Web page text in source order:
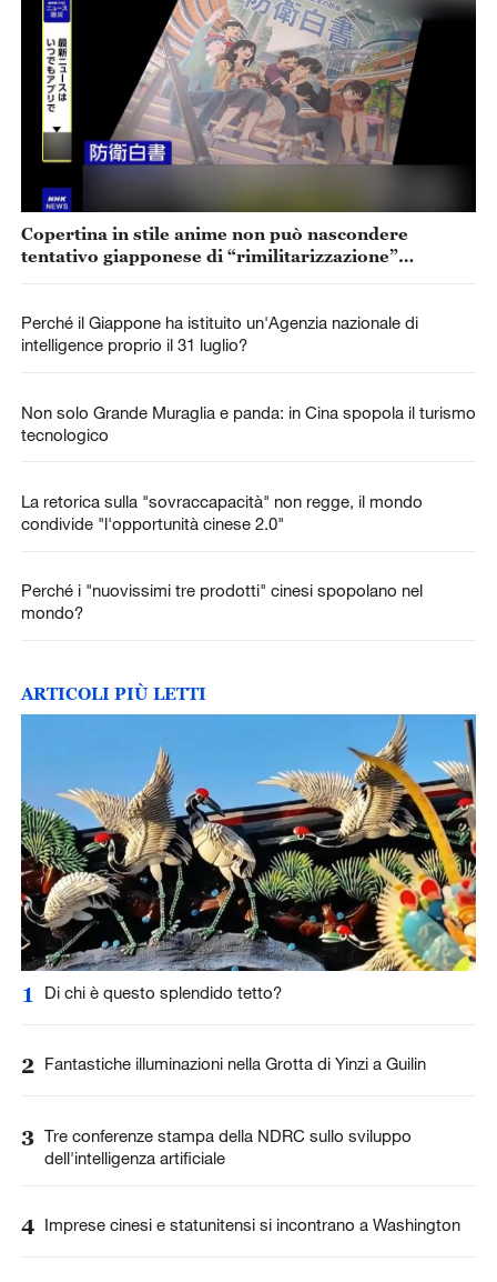
Copertina in stile anime non può nascondere
tentativo giapponese di “rimilitarizzazione”
Perché il Giappone ha istituito un'Agenzia nazionale di
intelligence proprio il 31 luglio?
Non solo Grande Muraglia e panda: in Cina spopola il turismo
tecnologico
La retorica sulla "sovraccapacità" non regge, il mondo
condivide "l'opportunità cinese 2.0"
Perché i "nuovissimi tre prodotti" cinesi spopolano nel
mondo?
ARTICOLI PIÙ LETTI
1 Di chi è questo splendido tetto?
2 Fantastiche illuminazioni nella Grotta di Yinzi a Guilin
3 Tre conferenze stampa della NDRC sullo sviluppo
dell'intelligenza artificiale
4 Imprese cinesi e statunitensi si incontrano a Washington